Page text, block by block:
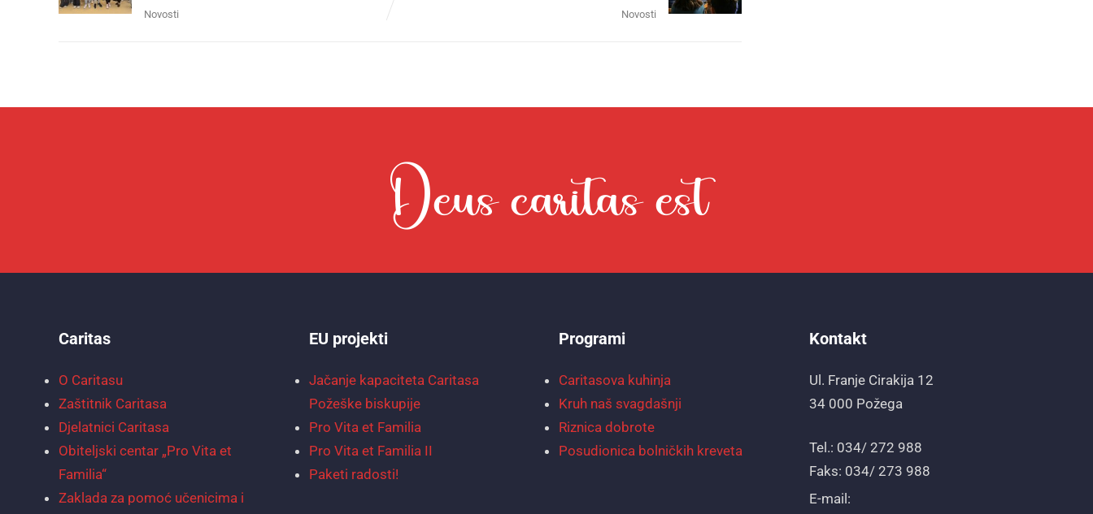
Novosti Novosti
Caritas
O Caritasu
Zaštitnik Caritasa
Djelatnici Caritasa
Obiteljski centar „Pro Vita et
Familia“
Zaklada za pomoć učenicima i
EU projekti
Jačanje kapaciteta Caritasa
Požeške biskupije
Pro Vita et Familia
Pro Vita et Familia II
Paketi radosti!
Programi
Caritasova kuhinja
Kruh naš svagdašnji
Riznica dobrote
Posudionica bolničkih kreveta
Kontakt
Ul. Franje Cirakija 12
34 000 Požega
Tel.: 034/ 272 988
Faks: 034/ 273 988
E-mail: